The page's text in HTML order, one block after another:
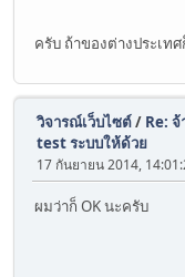
ครับ ถ้าของต่างประเทศ
วิจารณ์เว็บไซต์/ Re:
test ระบบให้ด้วย
17 กันยายน 2014,
ผมว่าก็ OK นะครับ